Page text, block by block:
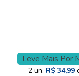
Leve Mais Por
2 un. R$ 34,99